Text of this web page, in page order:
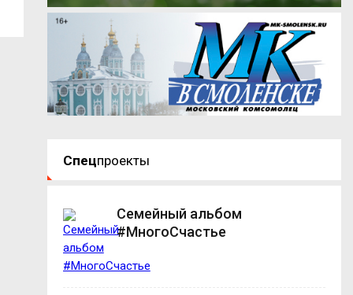
Спецпроекты
Семейный альбом
#МногоСчастье